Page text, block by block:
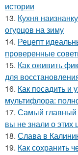
истории
13. Кухня
огурцов на зиму
14. Рецепт
проверенные
15. Как оживить
для
16. Как посадить и
мультифлора:
17. Самый главный
вы не знали о этих
18. Слава в
19. Как сохранить